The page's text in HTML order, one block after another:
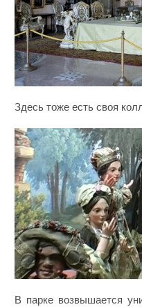
Здесь тоже есть своя
В парке возвышается